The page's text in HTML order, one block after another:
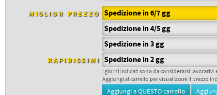
DORSALI TARGHE
PETTORALI NUMERI DA
MIGLIOR PREZZO Spedizione in 6/7 gg
Spedizione in 4/5 gg
Spedizione in 3 gg
RAPIDISSIMI Spedizione in 2 gg
I giorni indicati sono da considerarsi
Aggiungi al carrello per visualizzare il prezzo